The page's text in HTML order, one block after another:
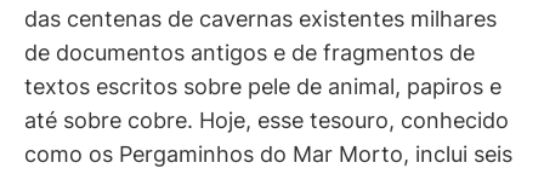
das centenas de cavernas existentes milhares
de documentos antigos e de fragmentos de
textos escritos sobre pele de animal, papiros e
até sobre cobre. Hoje, esse tesouro, conhecido
como os Pergaminhos do Mar Morto, inclui seis